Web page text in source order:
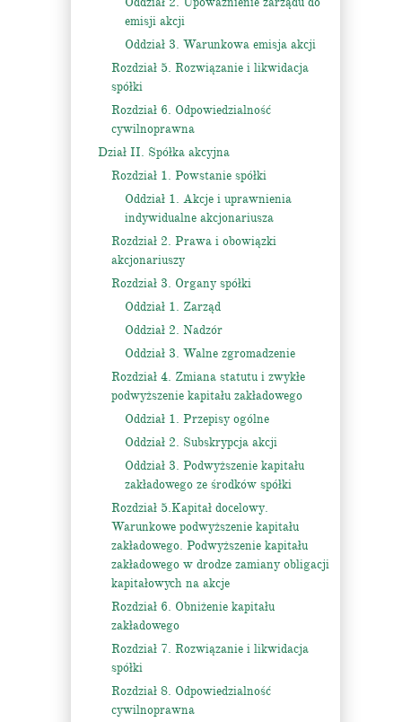
emisji akcji
Oddział 3. Warunkowa emisja akcji
Rozdział 5. Rozwiązanie i likwidacja
spółki
Rozdział 6. Odpowiedzialność
cywilnoprawna
Dział II. Spółka akcyjna
Rozdział 1. Powstanie spółki
Oddział 1. Akcje i uprawnienia
indywidualne akcjonariusza
Rozdział 2. Prawa i obowiązki
akcjonariuszy
Rozdział 3. Organy spółki
Oddział 1. Zarząd
Oddział 2. Nadzór
Oddział 3. Walne zgromadzenie
Rozdział 4. Zmiana statutu i zwykłe
podwyższenie kapitału zakładowego
Oddział 1. Przepisy ogólne
Oddział 2. Subskrypcja akcji
Oddział 3. Podwyższenie kapitału
zakładowego ze środków spółki
Rozdział 5.Kapitał docelowy.
Warunkowe podwyższenie kapitału
zakładowego. Podwyższenie kapitału
zakładowego w drodze zamiany obligacji
kapitałowych na akcje
Rozdział 6. Obniżenie kapitału
zakładowego
Rozdział 7. Rozwiązanie i likwidacja
spółki
Rozdział 8. Odpowiedzialność
cywilnoprawna